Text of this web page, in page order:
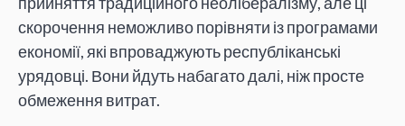
скорочення неможливо порівняти із програмами
економії, які впроваджують республіканські
урядовці. Вони йдуть набагато далі, ніж просте
обмеження витрат.